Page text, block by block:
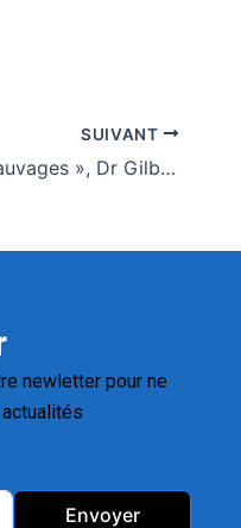
SUIVANT
Santé : « Nous allons fermer les cabinets sauvages », Dr Gilbert Tsolenyanu
newletter pour ne
Envoyer